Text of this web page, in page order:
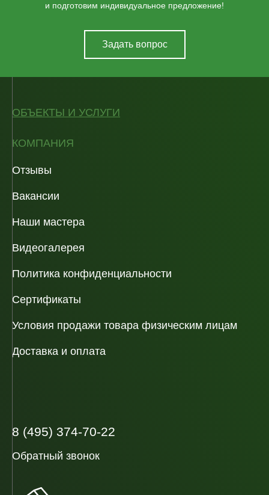
и подготовим индивидуальное предложение!
Задать вопрос
ОБЪЕКТЫ И УСЛУГИ
КОМПАНИЯ
Отзывы
Вакансии
Наши мастера
Видеогалерея
Политика конфиденциальности
Сертификаты
Условия продажи товара физическим лицам
Доставка и оплата
8 (495) 374-70-22
Обратный звонок